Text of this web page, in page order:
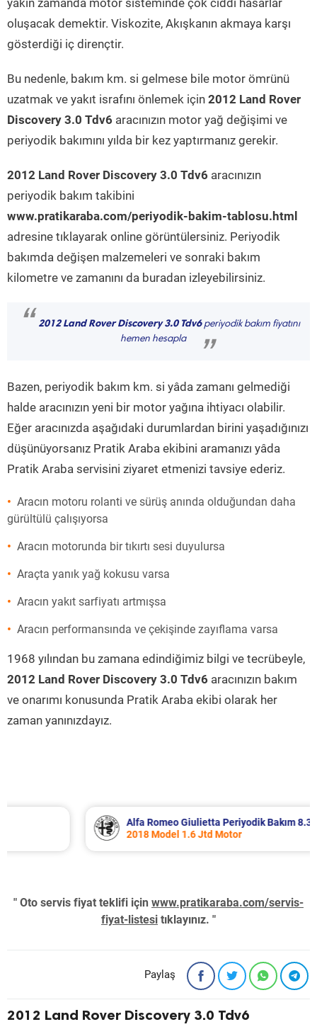
yakın zamanda motor sisteminde çok ciddi hasarlar
oluşacak demektir. Viskozite, Akışkanın akmaya karşı
gösterdiği iç dirençtir.
Bu nedenle, bakım km. si gelmese bile motor ömrünü
uzatmak ve yakıt israfını önlemek için 2012 Land Rover
Discovery 3.0 Tdv6 aracınızın motor yağ değişimi ve
periyodik bakımını yılda bir kez yaptırmanız gerekir.
2012 Land Rover Discovery 3.0 Tdv6 aracınızın
periyodik bakım takibini
www.pratikaraba.com/periyodik-bakim-tablosu.html
adresine tıklayarak online görüntülersiniz. Periyodik
bakımda değişen malzemeleri ve sonraki bakım
kilometre ve zamanını da buradan izleyebilirsiniz.
“ 2012 Land Rover Discovery 3.0 Tdv6periyodik bakım fiyatını
hemen hesapla
”
Bazen, periyodik bakım km. si yâda zamanı gelmediği
halde aracınızın yeni bir motor yağına ihtiyacı olabilir.
Eğer aracınızda aşağıdaki durumlardan birini yaşadığınızı
düşünüyorsanız Pratik Araba ekibini aramanızı yâda
Pratik Araba servisini ziyaret etmenizi tavsiye ederiz.
Aracın motoru rolanti ve sürüş anında olduğundan daha
gürültülü çalışıyorsa
Aracın motorunda bir tıkırtı sesi duyulursa
Araçta yanık yağ kokusu varsa
Aracın yakıt sarfiyatı artmışsa
Aracın performansında ve çekişinde zayıflama varsa
1968 yılından bu zamana edindiğimiz bilgi ve tecrübeyle,
2012 Land Rover Discovery 3.0 Tdv6 aracınızın bakım
ve onarımı konusunda Pratik Araba ekibi olarak her
zaman yanınızdayız.
Alfa Romeo Giulietta Periyodik Bakım 8.340 TL
2018 Model 1.6 Jtd Motor
" Oto servis fiyat teklifi için www.pratikaraba.com/servis-
fiyat-listesi tıklayınız. "
Paylaş
2012 Land Rover Discovery 3.0 Tdv6